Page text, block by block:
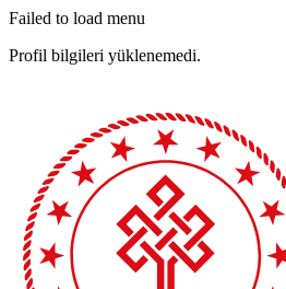
Failed to load menu
Profil bilgileri yüklenemedi.